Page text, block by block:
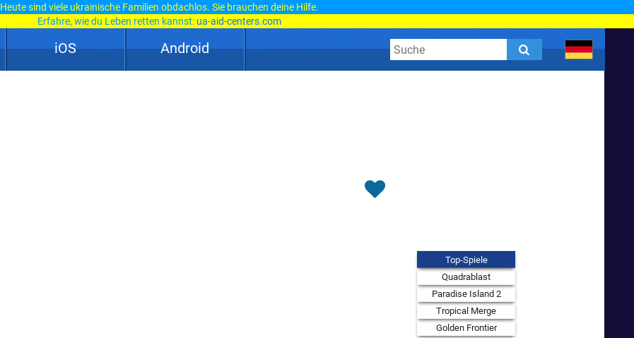
Heute sind viele ukrainische Familien obdachlos. Sie brauchen deine Hilfe.
Erfahre, wie du Leben retten kannst: ua-aid-centers.com
iOS Android
Top-Spiele
Quadrablast
Paradise Island 2
Tropical Merge
Golden Frontier